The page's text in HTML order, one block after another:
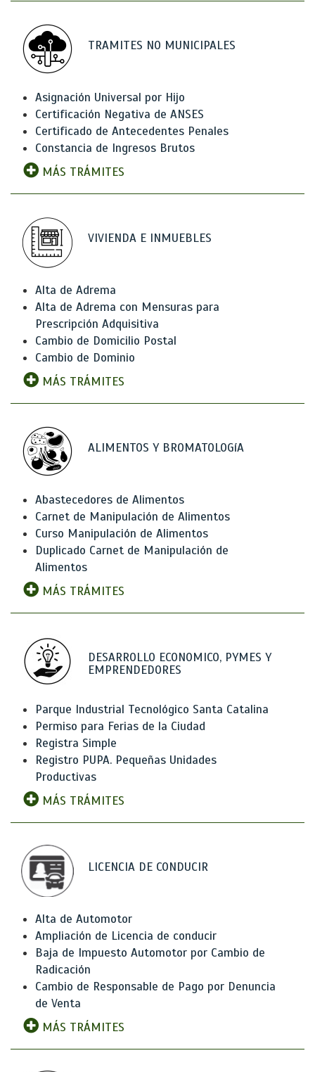
TRAMITES NO MUNICIPALES
Asignación Universal por Hijo
Certificación Negativa de ANSES
Certificado de Antecedentes Penales
Constancia de Ingresos Brutos
MÁS TRÁMITES
VIVIENDA E INMUEBLES
Alta de Adrema
Alta de Adrema con Mensuras para
Prescripción Adquisitiva
Cambio de Domicilio Postal
Cambio de Dominio
MÁS TRÁMITES
ALIMENTOS Y BROMATOLOGíA
Abastecedores de Alimentos
Carnet de Manipulación de Alimentos
Curso Manipulación de Alimentos
Duplicado Carnet de Manipulación de
Alimentos
MÁS TRÁMITES
DESARROLLO ECONOMICO, PYMES Y
EMPRENDEDORES
Parque Industrial Tecnológico Santa Catalina
Permiso para Ferias de la Ciudad
Registra Simple
Registro PUPA. Pequeñas Unidades
Productivas
MÁS TRÁMITES
LICENCIA DE CONDUCIR
Alta de Automotor
Ampliación de Licencia de conducir
Baja de Impuesto Automotor por Cambio de
Radicación
Cambio de Responsable de Pago por Denuncia
de Venta
MÁS TRÁMITES